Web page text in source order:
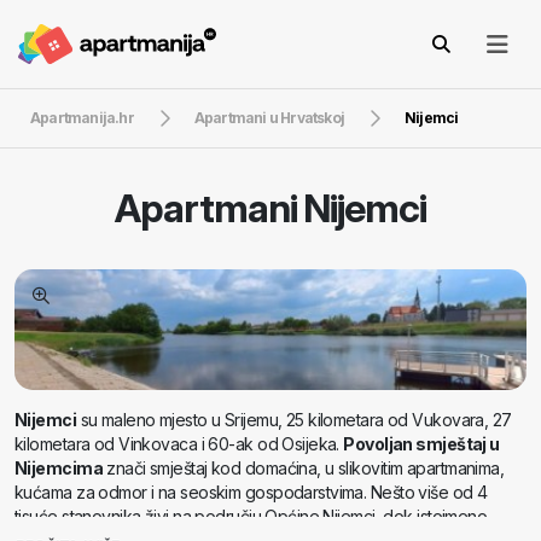
Apartmanija.hr Apartmani u Hrvatskoj Nijemci
ApartmaniNijemci
Nijemci su maleno mjesto u Srijemu, 25 kilometara od Vukovara, 27
kilometara od Vinkovaca i 60-ak od Osijeka. Povoljan smještaj u
Nijemcimaznači smještaj kod domaćina, u slikovitim apartmanima,
kućama za odmor i na seoskim gospodarstvima. Nešto više od 4
tisuće stanovnika živi na području Općine Nijemci, dok istoimeno